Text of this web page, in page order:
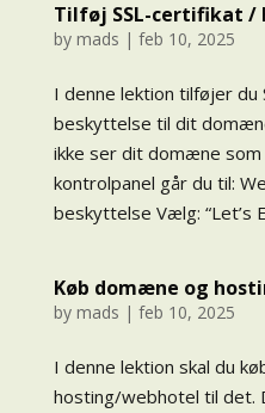
Tilføj SSL-certifikat /
by mads | feb 10, 2025
I denne lektion tilføjer du
beskyttelse til dit
ikke ser dit domæne som
kontrolpanel går du til:
beskyttelse Vælg: “Let’s
Køb domæne og
by mads | feb 10, 2025
I denne lektion skal du
hosting/webhotel til det.